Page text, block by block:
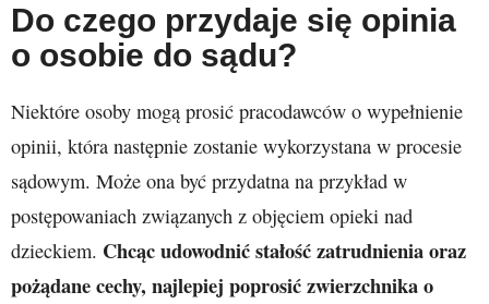
Do czego przydaje się opinia
o osobie do sądu?
Niektóre osoby mogą prosić pracodawców o wypełnienie
opinii, która następnie zostanie wykorzystana w procesie
sądowym. Może ona być przydatna na przykład w
postępowaniach związanych z objęciem opieki nad
dzieckiem. Chcąc udowodnić stałość zatrudnienia oraz
pożądane cechy, najlepiej poprosić zwierzchnika o